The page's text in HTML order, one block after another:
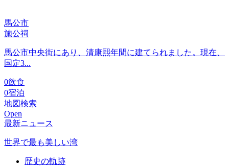
馬公市
施公祠
馬公市中央街にあり、清康熙年間に建てられました。現在、
国定3...
0飲食
0宿泊
地図検索
Open
最新ニュース
世界で最も美しい湾
歴史の軌跡